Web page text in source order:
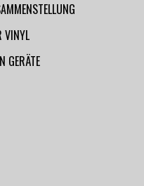
VINYL
GERÄTE